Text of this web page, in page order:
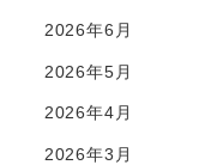
2026年6月
2026年5月
2026年4月
2026年3月